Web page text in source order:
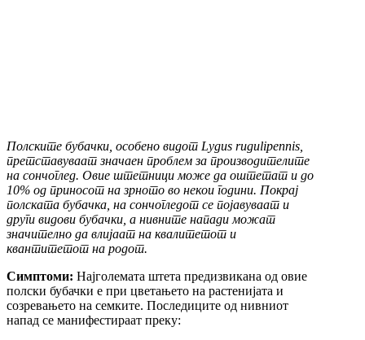
Полските бубачки, особено видот Lygus rugulipennis,
претставуваат значаен проблем за производителите
на сончоглед. Овие штетници може да оштетат и до
10% од приносот на зрното во некои години. Покрај
полската бубачка, на сончогледот се појавуваат и
други видови бубачки, а нивните напади можат
значително да влијаат на квалитетот и
квантитетот на родот.
Симптоми: Најголемата штета предизвикана од овие
полски бубачки е при цветањето на растенијата и
созревањето на семките. Последиците од нивниот
напад се манифестираат преку: